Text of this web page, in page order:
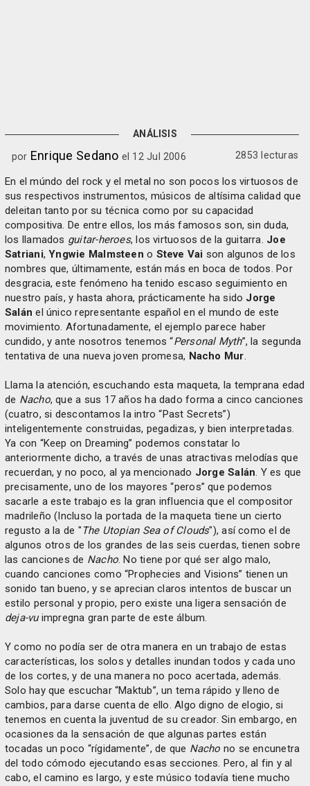
ANÁLISIS
por Enrique Sedano el 12 Jul 2006 2853 lecturas
En el múndo del rock y el metal no son pocos los virtuosos de
sus respectivos instrumentos, músicos de altísima calidad que
deleitan tanto por su técnica como por su capacidad
compositiva. De entre ellos, los más famosos son, sin duda,
los llamados guitar-heroes, los virtuosos de la guitarra. Joe
Satriani,Yngwie Malmsteen o Steve Vai son algunos de los
nombres que, últimamente, están más en boca de todos. Por
desgracia, este fenómeno ha tenido escaso seguimiento en
nuestro país, y hasta ahora, prácticamente ha sido Jorge
Salán el único representante español en el mundo de este
movimiento. Afortunadamente, el ejemplo parece haber
cundido, y ante nosotros tenemos “Personal Myth”, la segunda
tentativa de una nueva joven promesa, Nacho Mur.
Llama la atención, escuchando esta maqueta, la temprana edad
de Nacho, que a sus 17 años ha dado forma a cinco canciones
(cuatro, si descontamos la intro “Past Secrets”)
inteligentemente construidas, pegadizas, y bien interpretadas.
Ya con “Keep on Dreaming” podemos constatar lo
anteriormente dicho, a través de unas atractivas melodías que
recuerdan, y no poco, al ya mencionado Jorge Salán. Y es que
precisamente, uno de los mayores “peros” que podemos
sacarle a este trabajo es la gran influencia que el compositor
madrileño (Incluso la portada de la maqueta tiene un cierto
regusto a la de " The Utopian Sea of Clouds"), así como el de
algunos otros de los grandes de las seis cuerdas, tienen sobre
las canciones de Nacho. No tiene por qué ser algo malo,
cuando canciones como “Prophecies and Visions” tienen un
sonido tan bueno, y se aprecian claros intentos de buscar un
estilo personal y propio, pero existe una ligera sensación de
deja-vuimpregna gran parte de este álbum.
Y como no podía ser de otra manera en un trabajo de estas
características, los solos y detalles inundan todos y cada uno
de los cortes, y de una manera no poco acertada, además.
Solo hay que escuchar “Maktub”, un tema rápido y lleno de
cambios, para darse cuenta de ello. Algo digno de elogio, si
tenemos en cuenta la juventud de su creador. Sin embargo, en
ocasiones da la sensación de que algunas partes están
tocadas un poco “rígidamente”, de que Nacho no se encunetra
del todo cómodo ejecutando esas secciones. Pero, al fin y al
cabo, el camino es largo, y este músico todavía tiene mucho